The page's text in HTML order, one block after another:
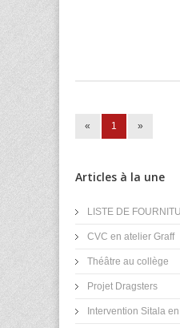
« 1 »
Articles à la une
LISTE DE
CVC en atelier Graff
Théâtre au collège
Projet Dragsters
Intervention Sitala